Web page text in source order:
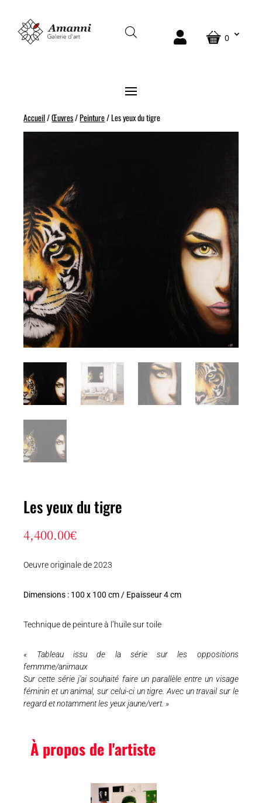
0
Accueil/Œuvres/Peinture/ Les yeux du tigre
Les yeux du tigre
4,400.00€
Oeuvre originale de 2023
Dimensions : 100 x 100 cm / Epaisseur 4 cm
Technique de peinture à l’huile sur toile
« Tableau issu de la série sur les oppositions
femmme/animaux
Sur cette série j’ai souhaité faire un parallèle entre un visage
féminin et un animal, sur celui-ci un tigre. Avec un travail sur le
regard et notamment les yeux jaune/vert. »
À propos de l'artiste